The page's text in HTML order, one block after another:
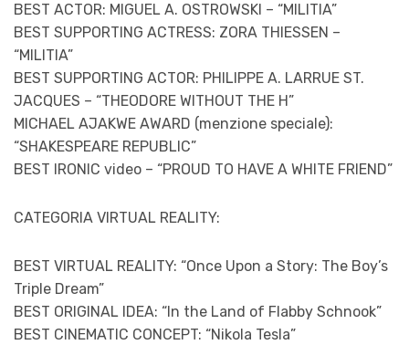
BEST ACTOR: MIGUEL A. OSTROWSKI – “MILITIA”
BEST SUPPORTING ACTRESS: ZORA THIESSEN –
“MILITIA”
BEST SUPPORTING ACTOR: PHILIPPE A. LARRUE ST.
JACQUES – “THEODORE WITHOUT THE H”
MICHAEL AJAKWE AWARD (menzione speciale):
“SHAKESPEARE REPUBLIC”
BEST IRONIC video – “PROUD TO HAVE A WHITE FRIEND”
CATEGORIA VIRTUAL REALITY:
BEST VIRTUAL REALITY: “Once Upon a Story: The Boy’s
Triple Dream”
BEST ORIGINAL IDEA: “In the Land of Flabby Schnook”
BEST CINEMATIC CONCEPT: “Nikola Tesla”